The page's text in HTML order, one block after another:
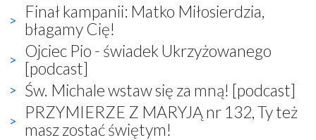
Finał kampanii: Matko Miłosierdzia,
błagamy Cię!
Ojciec Pio - świadek Ukrzyżowanego
[podcast]
Św. Michale wstaw się za mną! [podcast]
PRZYMIERZE Z MARYJĄ nr 132, Ty też
masz zostać świętym!